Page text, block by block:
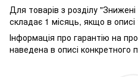
Для товарів з розділу "Знижені
складає 1 місяць, якщо в
Інформація про гарантію на
наведена в описі конкретного